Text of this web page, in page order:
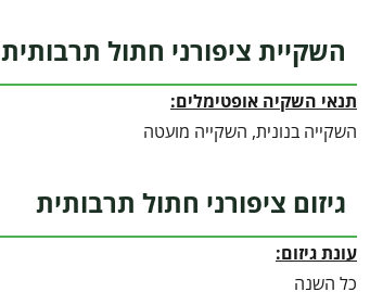
השקיית ציפורני חתול תרבותית
תנאי השקיה אופטימלים:
השקייה בנונית, השקייה מועטה
גיזום ציפורני חתול תרבותית
עונת גיזום:
כל השנה